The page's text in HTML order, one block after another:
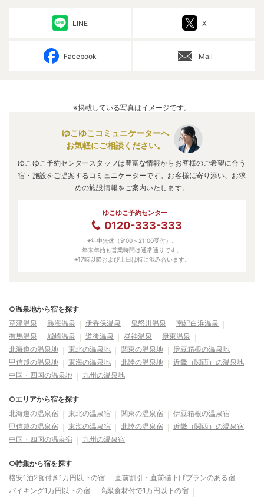
LINE X
Facebook Mail
※掲載している写真はイメージです。
ゆこゆこコミュニケーターへ
お気軽にご相談ください。
ゆこゆこ予約センタースタッフは豊富な情報からお客様のご希望に合う
宿・施設をご提案するコミュニケーターです。お客様に寄り添い、お求
めの施設情報をご案内いたします。
ゆこゆこ予約センター
0120-333-333
※年中無休（9:00～21:00受付）。
年末年始も営業時間は通常通りです。
※17時以降および土日は特に混み合います。
○温泉地から宿を探す
草津温泉
熱海温泉 伊香保温泉 鬼怒川温泉
南紀白浜温泉
有馬温泉
城崎温泉 道後温泉 昼神温泉
伊東温泉
北海道の温泉地
東北の温泉地 関東の温泉地
伊豆箱根の温泉地
甲信越の温泉地
東海の温泉地 北陸の温泉地
近畿（関西）の温泉地
中国・四国の温泉地
九州の温泉地
○エリアから宿を探す
北海道の温泉宿
東北の温泉宿 関東の温泉宿
伊豆箱根の温泉宿
甲信越の温泉宿
東海の温泉宿 北陸の温泉宿
近畿（関西）の温泉宿
中国・四国の温泉宿
九州の温泉宿
○特集から宿を探す
格安1泊2食付き1万円以下の宿
直前割引・直前値下げプランのある宿
バイキング1万円以下の宿
高級食材付で1万円以下の宿